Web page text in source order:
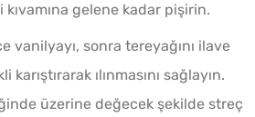
kıvamına gelene kadar pişirin.
vanilyayı, sonra tereyağını ilave
karıştırarak ılınmasını sağlayın.
üzerine değecek şekilde streç